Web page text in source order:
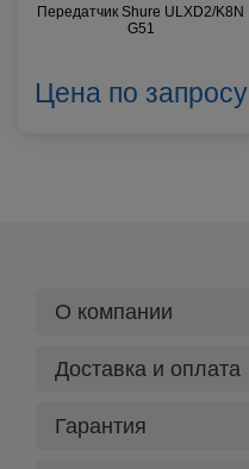
Передатчик Shure ULXD2/K8N
G51
Цена по запросу
О компании
Доставка и оплата
Гарантия